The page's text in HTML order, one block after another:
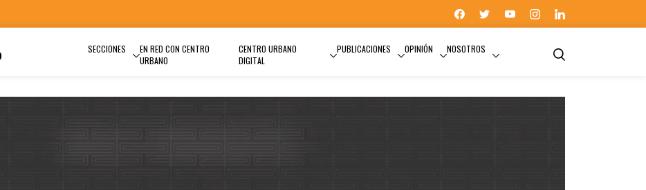
SECCIONES
EN RED CON CENTRO
URBANO
CENTRO URBANO
DIGITAL
PUBLICACIONES OPINIÓN NOSOTROS